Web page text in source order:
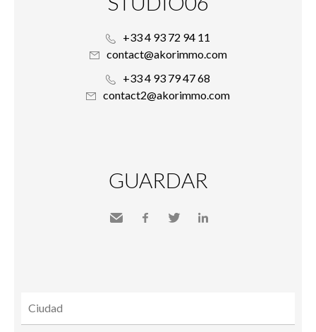
+33 4 93 72 94 11
contact@akorimmo.com
+33 4 93 79 47 68
contact2@akorimmo.com
GUARDAR